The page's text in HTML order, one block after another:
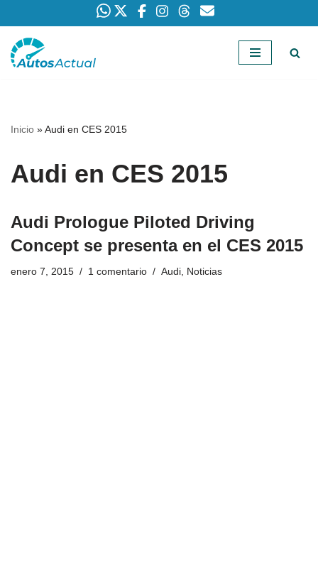
Saltar
Inicio »Audi en CES 2015
Audi en CES 2015
Audi Prologue Piloted Driving
Concept se presenta en el CES 2015
enero 7, 2015 1 comentario Audi, Noticias